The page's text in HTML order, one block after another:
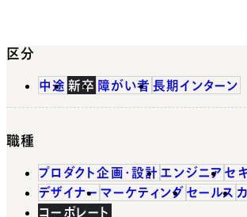
区分
中途 新卒 障がい者 長期インターン
職種
プロダクト企画・設計 エンジニア セ
デザイナー マーケティング セールス
コーポレート